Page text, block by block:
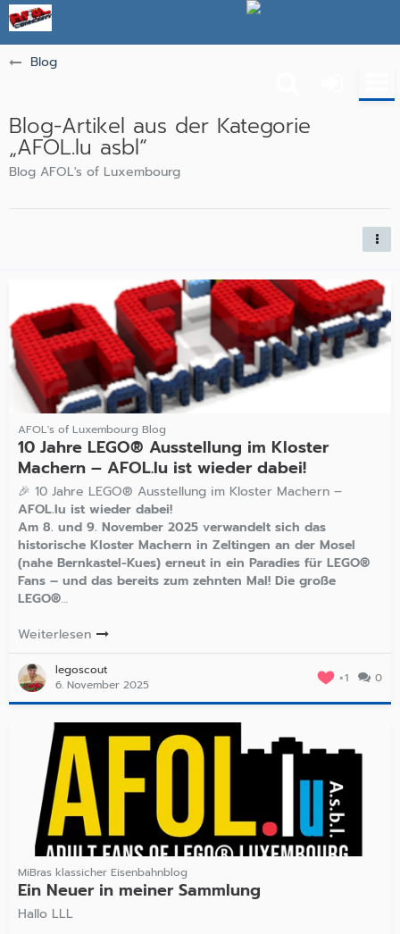
Blog
Blog-Artikel aus der Kategorie
„AFOL.lu asbl“
Blog AFOL's of Luxembourg
AFOL's of Luxembourg Blog
10 Jahre LEGO® Ausstellung im Kloster
Machern – AFOL.lu ist wieder dabei!
🎉 10 Jahre LEGO® Ausstellung im Kloster Machern –
AFOL.lu ist wieder dabei!
Am 8. und 9. November 2025 verwandelt sich das
historische Kloster Machern in Zeltingen an der Mosel
(nahe Bernkastel-Kues) erneut in ein Paradies für LEGO®
Fans – und das bereits zum zehnten Mal! Die große
LEGO®…
Weiterlesen
legoscout
6. November 2025
1 0
MiBras klassicher Eisenbahnblog
Ein Neuer in meiner Sammlung
Hallo LLL